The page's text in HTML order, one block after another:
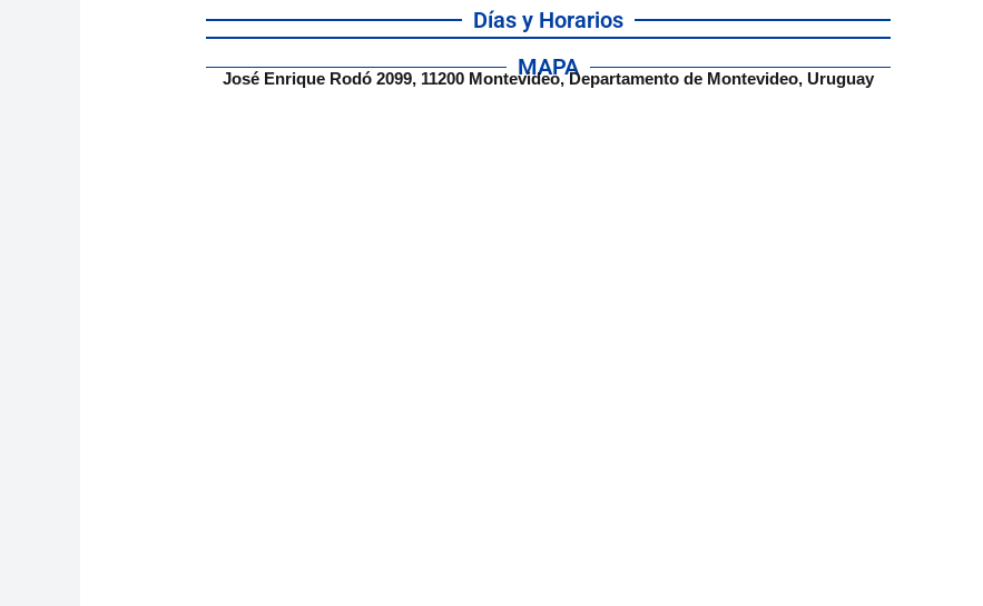
Días y Horarios
MAPA
José Enrique Rodó 2099, 11200 Montevideo, Departamento de Montevideo, Uruguay